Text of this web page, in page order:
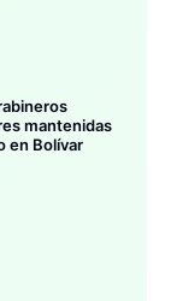
mantenidas
en Bolívar